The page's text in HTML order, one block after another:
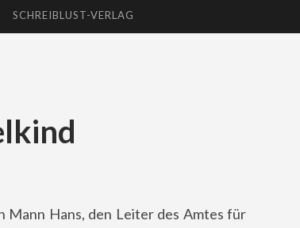
SCHREIBLUST-VERLAG
Mann Hans, den Leiter des Amtes für